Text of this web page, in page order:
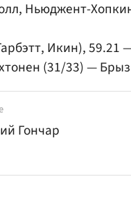
Ньюджент-
Икин), 59.21
(31/33) —
Гончар